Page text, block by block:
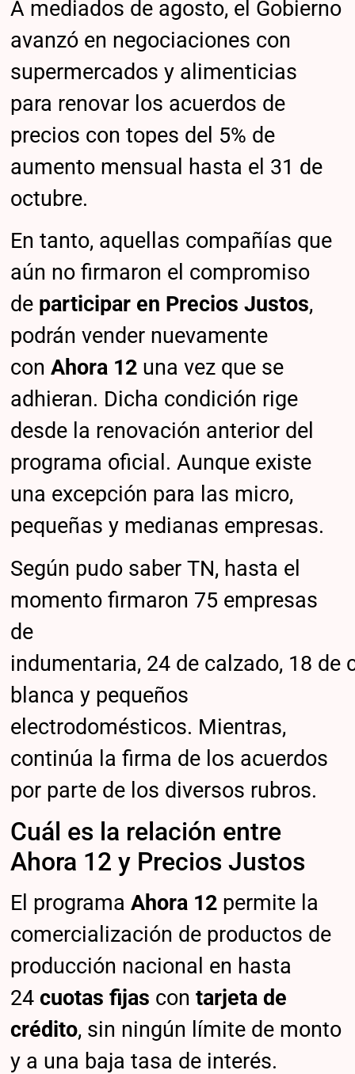
A mediados de agosto, el Gobierno
avanzó en negociaciones con
supermercados y alimenticias
para renovar los acuerdos de
precios con topes del 5% de
aumento mensual hasta el 31 de
octubre.
En tanto, aquellas compañías que
aún no firmaron el compromiso
de participar en Precios Justos,
podrán vender nuevamente
conAhora 12 una vez que se
adhieran. Dicha condición rige
desde la renovación anterior del
programa oficial. Aunque existe
una excepción para las micro,
pequeñas y medianas empresas.
Según pudo saber TN, hasta el
momento firmaron 75 empresas
de
indumentaria, 24 de calzado, 18 de
blanca y pequeños
electrodomésticos. Mientras,
continúa la firma de los acuerdos
por parte de los diversos rubros.
Cuál es la relación entre
Ahora 12 y Precios Justos
El programaAhora 12 permite la
comercialización de productos de
producción nacional en hasta
24cuotas fijas con tarjeta de
crédito, sin ningún límite de monto
y a una baja tasa de interés.